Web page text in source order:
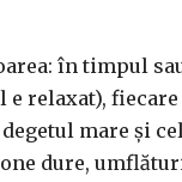
în timpul
e relaxat),
mare și
dure,